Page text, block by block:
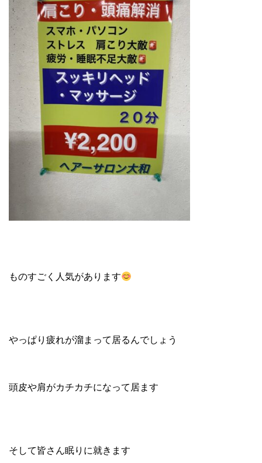
ものすごく人気があります
やっぱり疲れが溜まって居るんでしょう
頭皮や肩がカチカチになって居ます
そして皆さん眠りに就きます